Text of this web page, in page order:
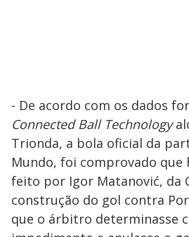
- De acordo com os dados
Connected Ball Technology
Trionda, a bola oficial da
Mundo, foi comprovado que
feito por Igor Matanović, da
construção do gol contra
que o árbitro determinasse